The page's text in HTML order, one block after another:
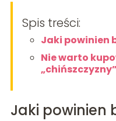
Spis treści:
Jaki powinien
Nie warto
„chińszczyzny”
Jaki powinien